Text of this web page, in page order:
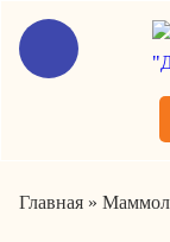
Главная »